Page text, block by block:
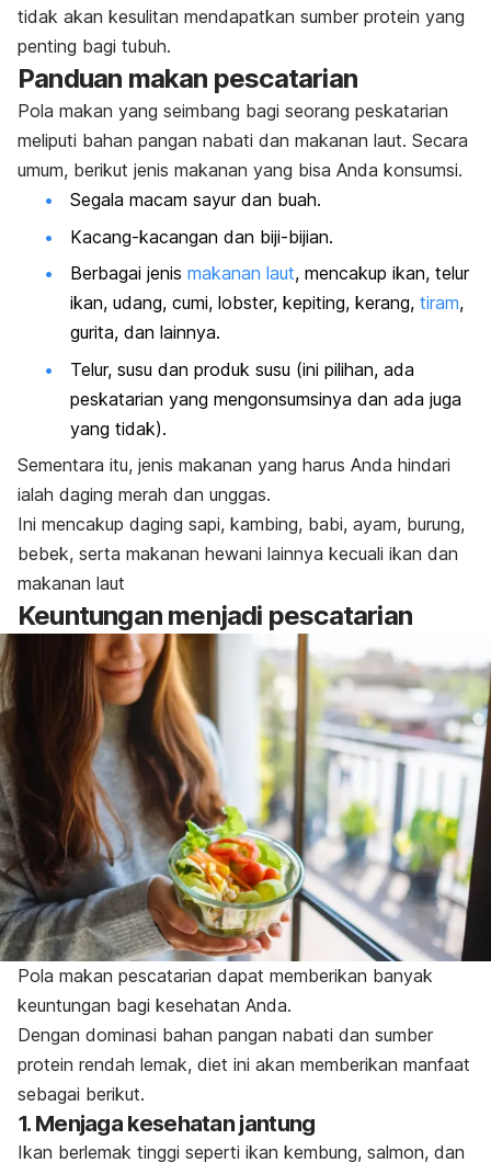
tidak akan kesulitan mendapatkan sumber protein yang
penting bagi tubuh.
Panduan makan pescatarian
Pola makan yang seimbang bagi seorang peskatarian
meliputi bahan pangan nabati dan makanan laut. Secara
umum, berikut jenis makanan yang bisa Anda konsumsi.
Segala macam sayur dan buah.
Kacang-kacangan dan biji-bijian.
Berbagai jenis makanan laut, mencakup ikan, telur
ikan, udang, cumi, lobster, kepiting, kerang, tiram,
gurita, dan lainnya.
Telur, susu dan produk susu (ini pilihan, ada
peskatarian yang mengonsumsinya dan ada juga
yang tidak).
Sementara itu, jenis makanan yang harus Anda hindari
ialah daging merah dan unggas.
Ini mencakup daging sapi, kambing, babi, ayam, burung,
bebek, serta makanan hewani lainnya kecuali ikan dan
makanan laut
Keuntungan menjadi pescatarian
Pola makan pescatarian dapat memberikan banyak
keuntungan bagi kesehatan Anda.
Dengan dominasi bahan pangan nabati dan sumber
protein rendah lemak, diet ini akan memberikan manfaat
sebagai berikut.
1. Menjaga kesehatan jantung
Ikan berlemak tinggi seperti ikan kembung, salmon, dan